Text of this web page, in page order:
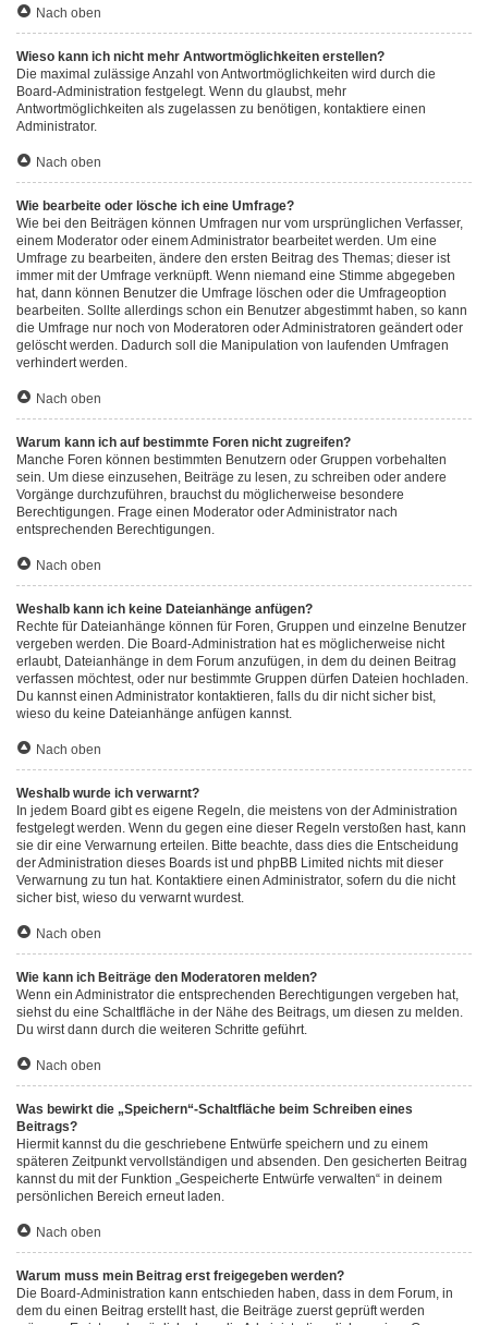
Nach oben
Wieso kann ich nicht mehr Antwortmöglichkeiten erstellen?
Die maximal zulässige Anzahl von Antwortmöglichkeiten wird durch die
Board-Administration festgelegt. Wenn du glaubst, mehr
Antwortmöglichkeiten als zugelassen zu benötigen, kontaktiere einen
Administrator.
Nach oben
Wie bearbeite oder lösche ich eine Umfrage?
Wie bei den Beiträgen können Umfragen nur vom ursprünglichen Verfasser,
einem Moderator oder einem Administrator bearbeitet werden. Um eine
Umfrage zu bearbeiten, ändere den ersten Beitrag des Themas; dieser ist
immer mit der Umfrage verknüpft. Wenn niemand eine Stimme abgegeben
hat, dann können Benutzer die Umfrage löschen oder die Umfrageoption
bearbeiten. Sollte allerdings schon ein Benutzer abgestimmt haben, so kann
die Umfrage nur noch von Moderatoren oder Administratoren geändert oder
gelöscht werden. Dadurch soll die Manipulation von laufenden Umfragen
verhindert werden.
Nach oben
Warum kann ich auf bestimmte Foren nicht zugreifen?
Manche Foren können bestimmten Benutzern oder Gruppen vorbehalten
sein. Um diese einzusehen, Beiträge zu lesen, zu schreiben oder andere
Vorgänge durchzuführen, brauchst du möglicherweise besondere
Berechtigungen. Frage einen Moderator oder Administrator nach
entsprechenden Berechtigungen.
Nach oben
Weshalb kann ich keine Dateianhänge anfügen?
Rechte für Dateianhänge können für Foren, Gruppen und einzelne Benutzer
vergeben werden. Die Board-Administration hat es möglicherweise nicht
erlaubt, Dateianhänge in dem Forum anzufügen, in dem du deinen Beitrag
verfassen möchtest, oder nur bestimmte Gruppen dürfen Dateien hochladen.
Du kannst einen Administrator kontaktieren, falls du dir nicht sicher bist,
wieso du keine Dateianhänge anfügen kannst.
Nach oben
Weshalb wurde ich verwarnt?
In jedem Board gibt es eigene Regeln, die meistens von der Administration
festgelegt werden. Wenn du gegen eine dieser Regeln verstoßen hast, kann
sie dir eine Verwarnung erteilen. Bitte beachte, dass dies die Entscheidung
der Administration dieses Boards ist und phpBB Limited nichts mit dieser
Verwarnung zu tun hat. Kontaktiere einen Administrator, sofern du die nicht
sicher bist, wieso du verwarnt wurdest.
Nach oben
Wie kann ich Beiträge den Moderatoren melden?
Wenn ein Administrator die entsprechenden Berechtigungen vergeben hat,
siehst du eine Schaltfläche in der Nähe des Beitrags, um diesen zu melden.
Du wirst dann durch die weiteren Schritte geführt.
Nach oben
Was bewirkt die „Speichern“-Schaltfläche beim Schreiben eines
Beitrags?
Hiermit kannst du die geschriebene Entwürfe speichern und zu einem
späteren Zeitpunkt vervollständigen und absenden. Den gesicherten Beitrag
kannst du mit der Funktion „Gespeicherte Entwürfe verwalten“ in deinem
persönlichen Bereich erneut laden.
Nach oben
Warum muss mein Beitrag erst freigegeben werden?
Die Board-Administration kann entschieden haben, dass in dem Forum, in
dem du einen Beitrag erstellt hast, die Beiträge zuerst geprüft werden